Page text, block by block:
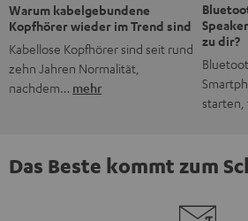
Warum kabelgebundene
Kopfhörer wieder im Trend sind
Kabellose Kopfhörer sind seit rund
zehn Jahren Normalität,
nachdem… mehr
zu dir?
Das Beste kommt zum